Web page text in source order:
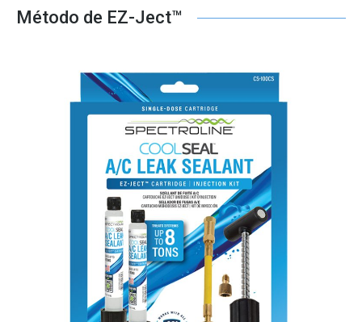
Método de EZ-Ject™